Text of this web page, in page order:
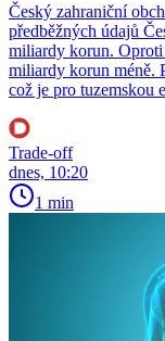
Český zahraniční
předběžných údajů
miliardy korun. Oproti
miliardy korun méně.
což je pro tuzemskou
Trade-off
dnes, 10:20
1 min